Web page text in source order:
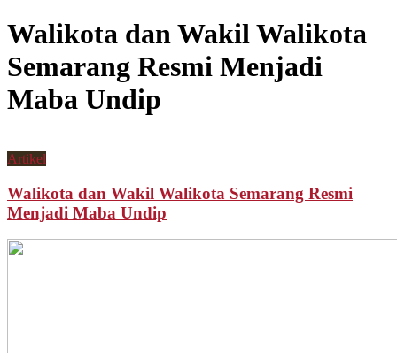
for:
Walikota dan Wakil Walikota
Semarang Resmi Menjadi
Maba Undip
Artikel
Walikota dan Wakil Walikota Semarang Resmi
Menjadi Maba Undip